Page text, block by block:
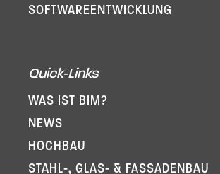
SOFTWARE­ENTWICKLUNG
Quick-Links
WAS IST BIM?
NEWS
HOCHBAU
STAHL-, GLAS- & FASSADENBAU